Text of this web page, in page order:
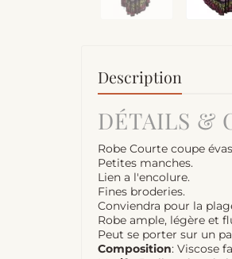
Description
DÉTAILS &
Robe Courte coupe
Petites manches.
Lien a l'encolure.
Fines broderies.
Conviendra pour la
Robe ample, légère et
Peut se porter sur un
Composition: Viscose